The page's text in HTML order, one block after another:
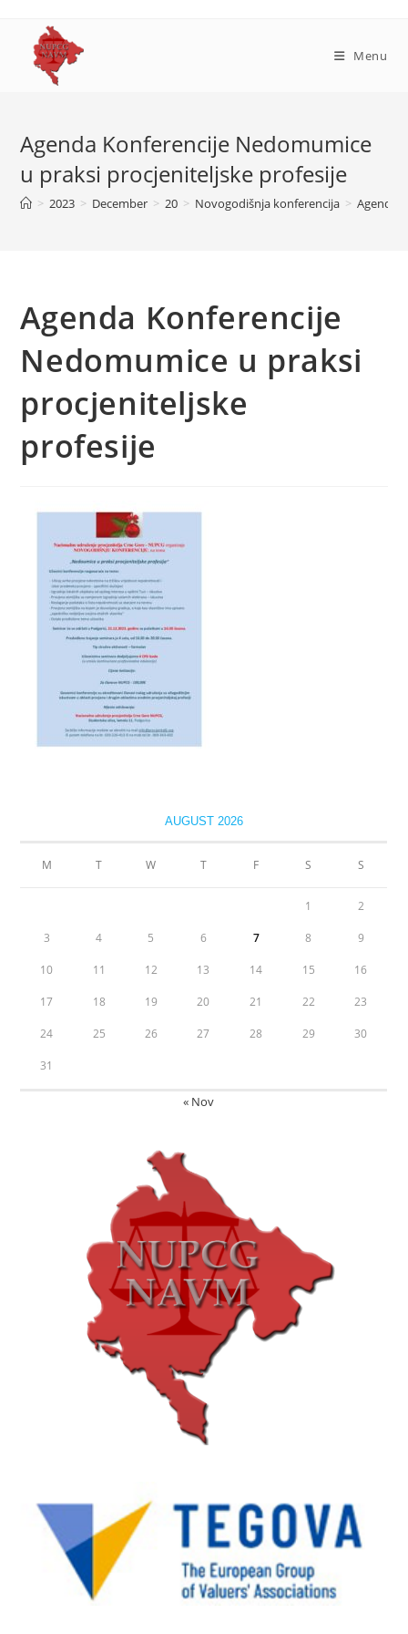
content
Menu
Agenda Konferencije Nedomumice
u praksi procjeniteljske profesije
> 2023 > December > 20 > Novogodišnja konferencija > Agenda
Agenda Konferencije
Nedomumice u praksi
procjeniteljske
profesije
AUGUST 2026
M T W T F S S
1 2
3 4 5 6 7 8 9
10 11 12 13 14 15 16
17 18 19 20 21 22 23
24 25 26 27 28 29 30
31
« Nov